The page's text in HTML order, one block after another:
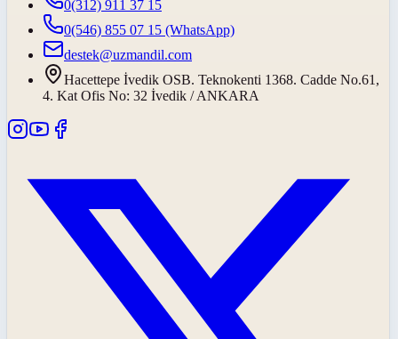
0(312) 911 37 15
0(546) 855 07 15 (WhatsApp)
destek@uzmandil.com
Hacettepe İvedik OSB. Teknokenti 1368. Cadde No.61,
4. Kat Ofis No: 32 İvedik / ANKARA